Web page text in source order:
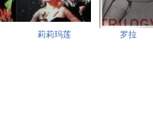
莉莉玛莲 罗拉